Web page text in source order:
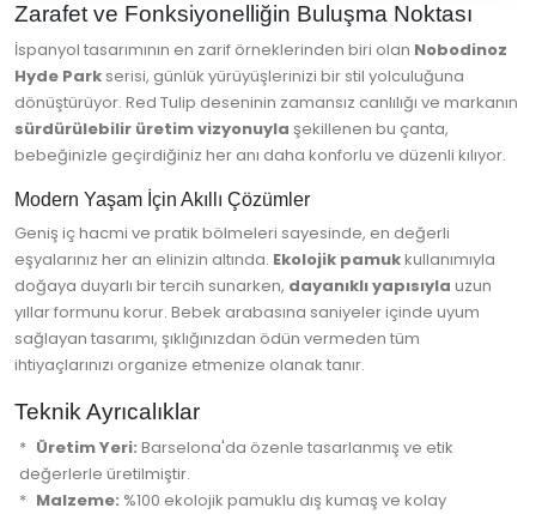
Zarafet ve Fonksiyonelliğin Buluşma Noktası
İspanyol tasarımının en zarif örneklerinden biri olan Nobodinoz
Hyde Park serisi, günlük yürüyüşlerinizi bir stil yolculuğuna
dönüştürüyor. Red Tulip deseninin zamansız canlılığı ve markanın
sürdürülebilir üretim vizyonuyla şekillenen bu çanta,
bebeğinizle geçirdiğiniz her anı daha konforlu ve düzenli kılıyor.
Modern Yaşam İçin Akıllı Çözümler
Geniş iç hacmi ve pratik bölmeleri sayesinde, en değerli
eşyalarınız her an elinizin altında. Ekolojik pamukkullanımıyla
doğaya duyarlı bir tercih sunarken, dayanıklı yapısıyla uzun
yıllar formunu korur. Bebek arabasına saniyeler içinde uyum
sağlayan tasarımı, şıklığınızdan ödün vermeden tüm
ihtiyaçlarınızı organize etmenize olanak tanır.
Teknik Ayrıcalıklar
Üretim Yeri: Barselona'da özenle tasarlanmış ve etik
değerlerle üretilmiştir.
Malzeme: %100 ekolojik pamuklu dış kumaş ve kolay